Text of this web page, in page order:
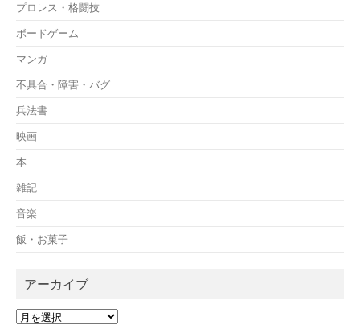
プロレス・格闘技
ボードゲーム
マンガ
不具合・障害・バグ
兵法書
映画
本
雑記
音楽
飯・お菓子
アーカイブ
ア